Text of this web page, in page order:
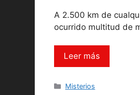
A 2.500 km de
ocurrido multitud de
Leer más
Categorías
Misterios